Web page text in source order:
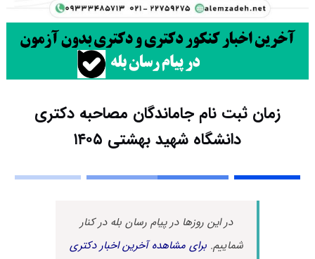
زمان ثبت نام جاماندگان مصاحبه دکتری
دانشگاه شهید بهشتی ۱۴۰۵
در این روزها در پیام رسان بله در کنار
شماییم.برای مشاهده آخرین اخبار دکتری